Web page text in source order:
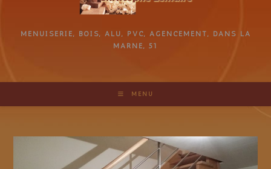
MENUISERIE, BOIS, ALU, PVC, AGENCEMENT, DANS LA
MARNE, 51
MENU